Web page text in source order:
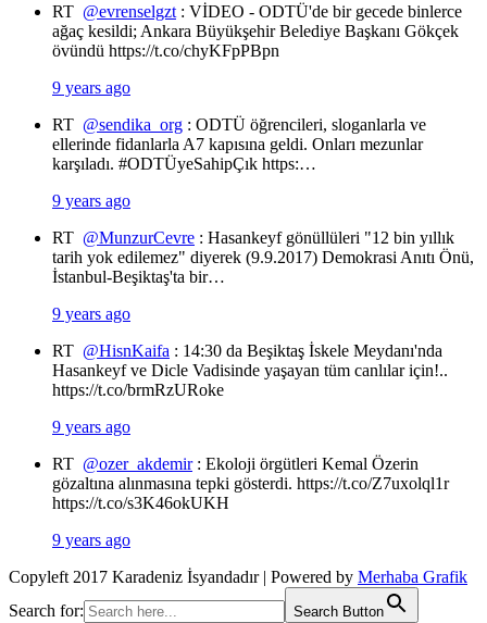
RT @evrenselgzt : VİDEO - ODTÜ'de bir gecede binlerce
ağaç kesildi; Ankara Büyükşehir Belediye Başkanı Gökçek
övündü https://t.co/chyKFpPBpn
9 years ago
RT @sendika_org : ODTÜ öğrencileri, sloganlarla ve
ellerinde fidanlarla A7 kapısına geldi. Onları mezunlar
karşıladı. #ODTÜyeSahipÇık https:…
9 years ago
RT @MunzurCevre : Hasankeyf gönüllüleri "12 bin yıllık
tarih yok edilemez" diyerek (9.9.2017) Demokrasi Anıtı Önü,
İstanbul-Beşiktaş'ta bir…
9 years ago
RT @HisnKaifa : 14:30 da Beşiktaş İskele Meydanı'nda
Hasankeyf ve Dicle Vadisinde yaşayan tüm canlılar için!..
https://t.co/brmRzURoke
9 years ago
RT @ozer_akdemir: Ekoloji örgütleri Kemal Özerin
gözaltına alınmasına tepki gösterdi. https://t.co/Z7uxolql1r
https://t.co/s3K46okUKH
9 years ago
Copyleft 2017 Karadeniz İsyandadır | Powered by Merhaba Grafik
Search for:
Search Button